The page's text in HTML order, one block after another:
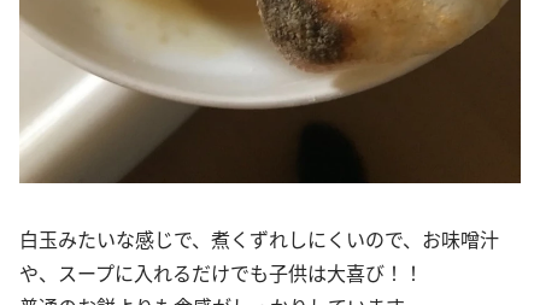
白玉みたいな感じで、煮くずれしにくいので、お味噌汁
や、スープに入れるだけでも子供は大喜び！！